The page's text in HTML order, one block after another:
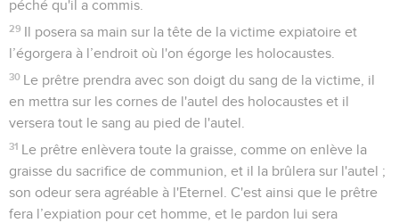
péché qu'il a commis.
29 Il posera sa main sur la tête de la victime expiatoire et
l’égorgera à l’endroit où l'on égorge les holocaustes.
30 Le prêtre prendra avec son doigt du sang de la victime, il
en mettra sur les cornes de l'autel des holocaustes et il
versera tout le sang au pied de l'autel.
31 Le prêtre enlèvera toute la graisse, comme on enlève la
graisse du sacrifice de communion, et il la brûlera sur l'autel ;
son odeur sera agréable à l'Eternel. C'est ainsi que le prêtre
fera l’expiation pour cet homme, et le pardon lui sera